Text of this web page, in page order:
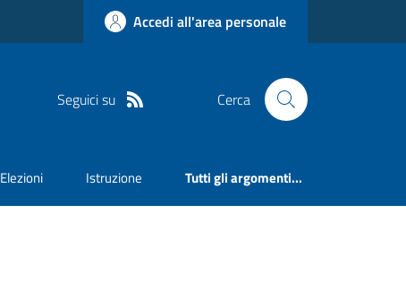
Accedi all'area personale
Seguici su Cerca
Elezioni Istruzione Tutti gli argomenti...